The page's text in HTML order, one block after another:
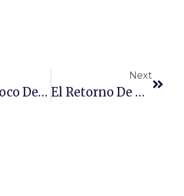
Juicios Poco Democráticos
Next
El Retorno De Roque López